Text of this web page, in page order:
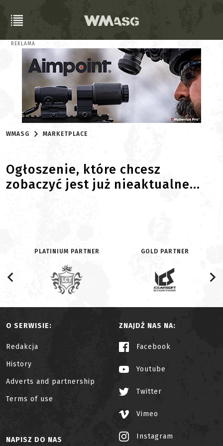
REKLAMA
WMASG MARKETPLACE
Ogłoszenie, które chcesz
zobaczyć jest już nieaktualne...
PLATINIUM PARTNER GOLD PARTNER
O SERWISIE:
Redakcja
History
Adverts and partnership
Terms of use
ZNAJDŹ NAS NA:
Facebook
Youtube
Twitter
Vimeo
Instagram
NAPISZ DO NAS